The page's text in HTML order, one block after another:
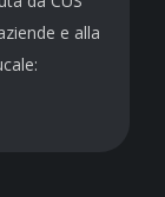
e alla